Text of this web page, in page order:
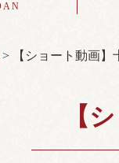
> 【ショート動画
【